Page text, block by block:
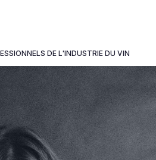
DE L'INDUSTRIE DU VIN